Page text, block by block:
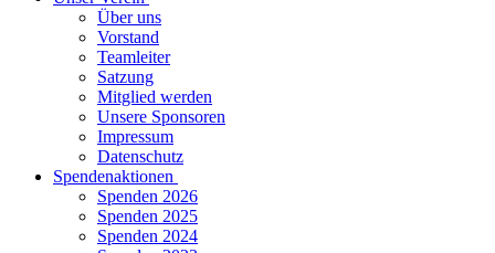
Über uns
Vorstand
Teamleiter
Satzung
Mitglied werden
Unsere Sponsoren
Impressum
Datenschutz
Spendenaktionen
Spenden 2026
Spenden 2025
Spenden 2024